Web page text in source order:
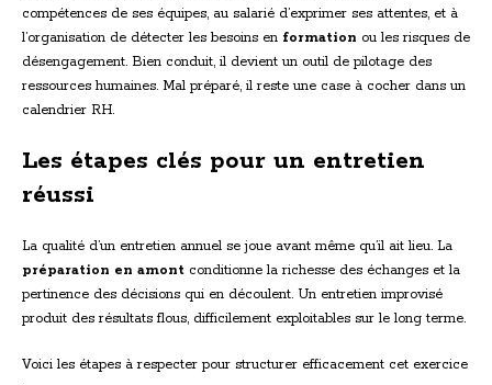
compétences de ses équipes, au salarié d’exprimer ses attentes, et à
l’organisation de détecter les besoins en formation ou les risques de
désengagement. Bien conduit, il devient un outil de pilotage des
ressources humaines. Mal préparé, il reste une case à cocher dans un
calendrier RH.
Les étapes clés pour un entretien
réussi
La qualité d’un entretien annuel se joue avant même qu’il ait lieu. La
préparation en amont conditionne la richesse des échanges et la
pertinence des décisions qui en découlent. Un entretien improvisé
produit des résultats flous, difficilement exploitables sur le long terme.
Voici les étapes à respecter pour structurer efficacement cet exercice